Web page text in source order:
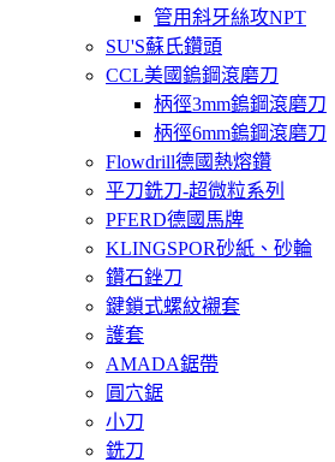
管用斜牙絲攻NPT
SU'S蘇氏鑽頭
CCL美國鎢鋼滾磨刀
柄徑3mm鎢鋼滾磨刀
柄徑6mm鎢鋼滾磨刀
Flowdrill德國熱熔鑽
平刀銑刀-超微粒系列
PFERD德國馬牌
KLINGSPOR砂紙、砂輪
鑽石銼刀
鍵鎖式螺紋襯套
護套
AMADA鋸帶
圓穴鋸
小刀
銑刀